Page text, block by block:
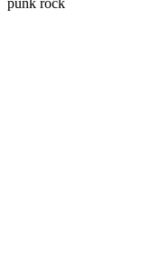
punk rock